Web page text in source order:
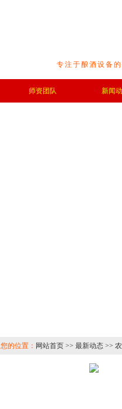
专注于酿酒设备
师资团队 新闻
您的位置： 网站首页 >> 最新动态 >>